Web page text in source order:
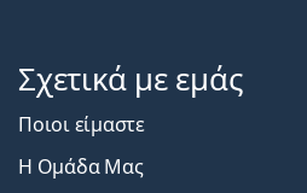
Σχετικά με εμάς
Ποιοι είμαστε
Η Ομάδα Μας